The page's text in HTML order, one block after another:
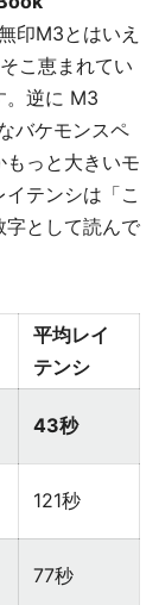
印M3とはいえ
こ恵まれてい
。逆に M3
バケモンスペ
っと大きいモ
テンシは「こ
字として読んで
平均レイ
テンシ
43秒
121秒
77秒